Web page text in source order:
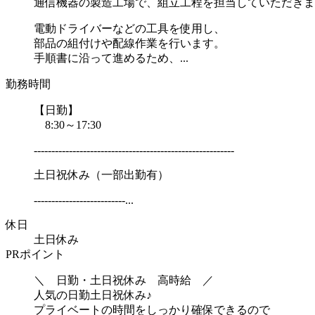
電動ドライバーなどの工具を使用し、
部品の組付けや配線作業を行います。
手順書に沿って進めるため、...
勤務時間
【日勤】
8:30～17:30
---------------------------------------------------------
土日祝休み（一部出勤有）
--------------------------...
休日
土日休み
PRポイント
＼ 日勤・土日祝休み 高時給 ／
人気の日勤土日祝休み♪
プライベートの時間をしっかり確保できるので